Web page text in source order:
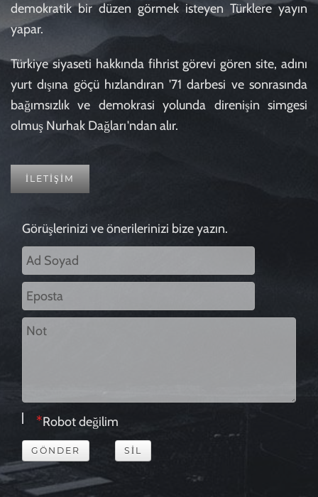
demokratik bir düzen görmek isteyen Türklere yayın
yapar.
Türkiye siyaseti hakkında fihrist görevi gören site, adını
yurt dışına göçü hızlandıran '71 darbesi ve sonrasında
bağımsızlık ve demokrasi yolunda direnişin simgesi
olmuş Nurhak Dağları'ndan alır.
İLETİŞİM
Görüşlerinizi ve önerilerinizi bize yazın.
Robot değilim
GÖNDER SIL